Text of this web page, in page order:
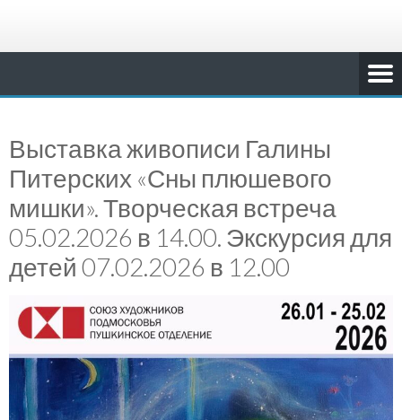
Выставка живописи Галины
Питерских «Сны плюшевого
мишки». Творческая встреча
05.02.2026 в 14.00. Экскурсия для
детей 07.02.2026 в 12.00